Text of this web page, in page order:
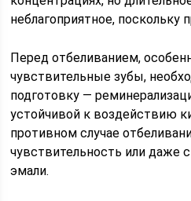
неблагоприятное, поскольку
Перед отбеливанием,
чувствительные зубы,
подготовку —
устойчивой к воздействию
противном случае
чувствительность или даже
эмали.